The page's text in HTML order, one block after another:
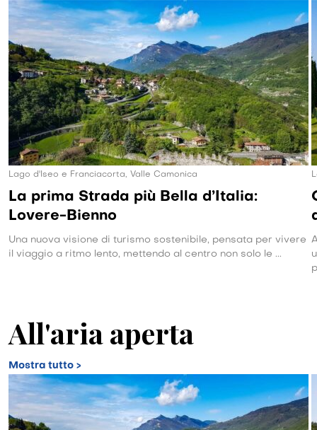
Lago d'Iseo e Franciacorta, Valle Camonica
La prima Strada più Bella d’Italia:
Lovere-Bienno
Una nuova visione di turismo sostenibile, pensata per vivere
il viaggio a ritmo lento, mettendo al centro non solo le ...
All'aria aperta
Mostra tutto >